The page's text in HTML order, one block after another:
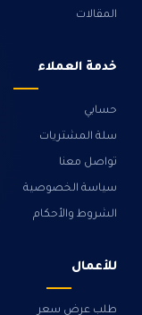
المقالات
خدمة العملاء
حسابي
سلة المشتريات
تواصل معنا
سياسة الخصوصية
الشروط والأحكام
للأعمال
طلب عرض سعر